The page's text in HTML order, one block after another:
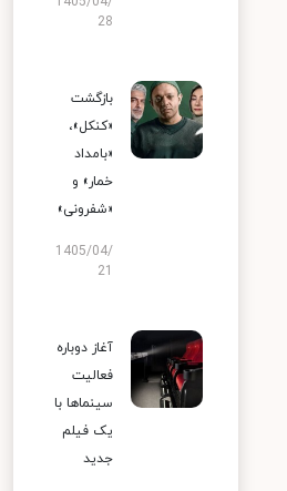
28
بازگشت
«کنکل»،
«بامداد
خمار» و
«شفرونی»
1405/04/
آغاز دوباره
فعالیت
سینماها با
یک فیلم
جدید